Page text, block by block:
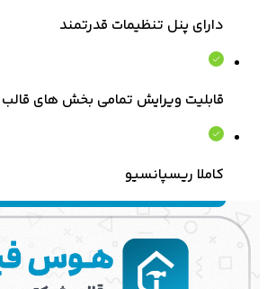
دارای پنل تنظیمات قدرتمند
قابلیت ویرایش تمامی بخش های قالب
کاملا ریسپانسیو